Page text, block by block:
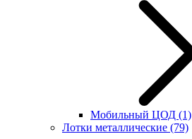
Мобильный ЦОД (1)
Лотки металлические (79)